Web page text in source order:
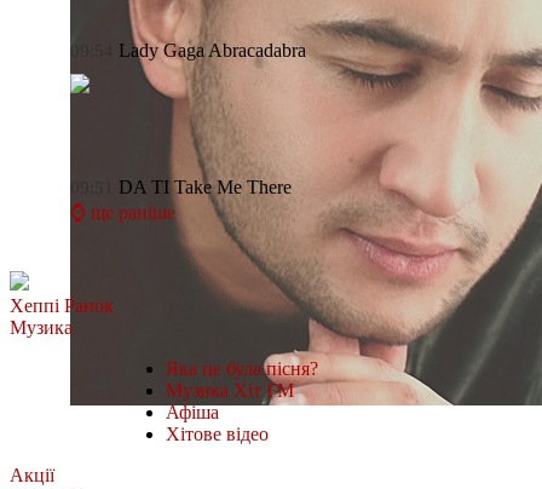
09:54 Lady Gaga Abracadabra
DA TI Take Me There
⌚ ще раніше
Хеппі Ранок
Музика
Яка це була пісня?
Музика Хіт FM
Афіша
Хітове відео
Акції